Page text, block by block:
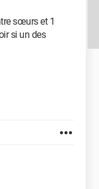
sœurs et 1
si un des